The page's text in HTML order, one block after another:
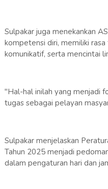
Sulpakar juga menekankan
kompetensi diri, memiliki
komunikatif, serta mencintai
"Hal-hal inilah yang menjadi
tugas sebagai pelayan
Sulpakar menjelaskan
Tahun 2025 menjadi
dalam pengaturan hari dan